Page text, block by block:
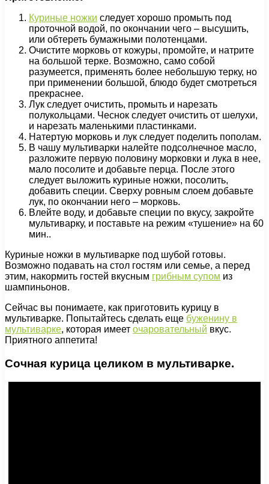
Куриные ножки следует хорошо промыть под
проточной водой, по окончании чего – высушить,
или обтереть бумажными полотенцами.
Очистите морковь от кожуры, промойте, и натрите
на большой терке. Возможно, само собой
разумеется, применять более небольшую терку, но
при применении большой, блюдо будет смотреться
прекраснее.
Лук следует очистить, промыть и нарезать
полукольцами. Чеснок следует очистить от шелухи,
и нарезать маленькими пластинками.
Натертую морковь и лук следует поделить пополам.
В чашу мультиварки налейте подсолнечное масло,
разложите первую половину морковки и лука в нее,
мало посолите и добавьте перца. После этого
следует выложить куриные ножки, посолить,
добавить специи. Сверху ровным слоем добавьте
лук, по окончании него – морковь.
Влейте воду, и добавьте специи по вкусу, закройте
мультиварку, и поставьте на режим «тушение» на 60
мин..
Куриные ножки в мультиварке под шубой готовы.
Возможно подавать на стол гостям или семье, а перед
этим, накормить гостей вкусным грибным супом из
шампиньонов.
Сейчас вы понимаете, как приготовить курицу в
мультиварке. Попытайтесь сделать еще буженину в
мультиварке, которая имеет очаровательный вкус.
Приятного аппетита!
Сочная курица целиком в мультиварке.